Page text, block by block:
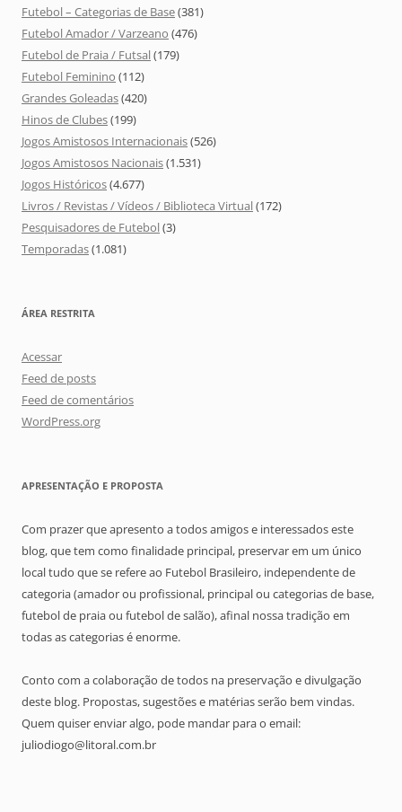
Futebol – Categorias de Base(381)
Futebol Amador / Varzeano (476)
Futebol de Praia / Futsal(179)
Futebol Feminino (112)
Grandes Goleadas(420)
Hinos de Clubes(199)
Jogos Amistosos Internacionais(526)
Jogos Amistosos Nacionais(1.531)
Jogos Históricos(4.677)
Livros / Revistas / Vídeos / Biblioteca Virtual(172)
Pesquisadores de Futebol(3)
Temporadas(1.081)
ÁREA RESTRITA
Acessar
Feed de posts
Feed de comentários
WordPress.org
APRESENTAÇÃO E PROPOSTA
Com prazer que apresento a todos amigos e interessados este
blog, que tem como finalidade principal, preservar em um único
local tudo que se refere ao Futebol Brasileiro, independente de
categoria (amador ou profissional, principal ou categorias de base,
futebol de praia ou futebol de salão), afinal nossa tradição em
todas as categorias é enorme.
Conto com a colaboração de todos na preservação e divulgação
deste blog. Propostas, sugestões e matérias serão bem vindas.
Quem quiser enviar algo, pode mandar para o email:
juliodiogo@litoral.com.br